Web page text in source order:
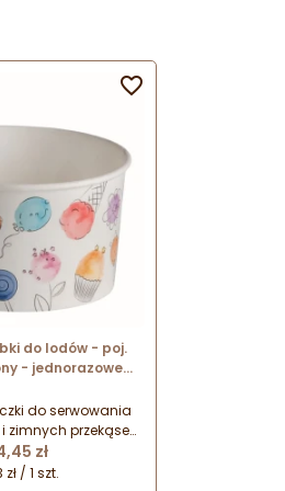
do lodów - poj.
- jednorazowe
47 mm
do serwowania
zimnych przekąsek.
pokryte warstwą
która zabezpiecza
zł
zł / 1 szt.
